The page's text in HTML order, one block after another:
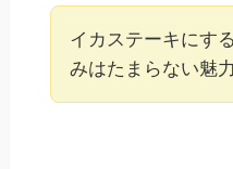
イカステーキにす
みはたまらない魅